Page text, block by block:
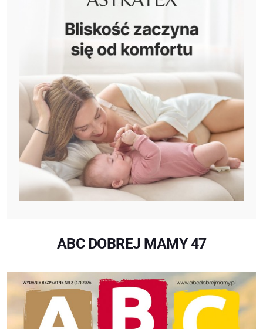
ABC DOBREJ MAMY 47